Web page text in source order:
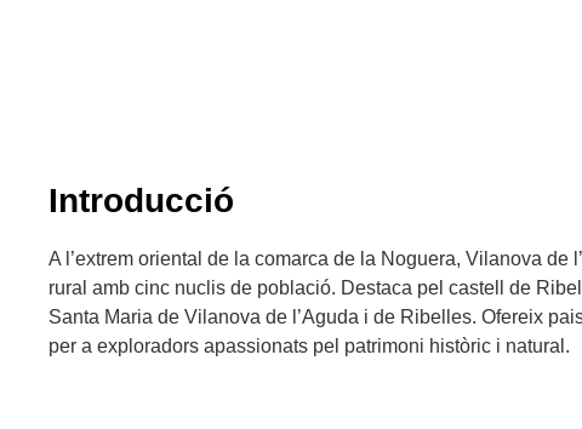
Introducció
A l’extrem oriental de la comarca de la Noguera, Vilanova de
rural amb cinc nuclis de població. Destaca pel castell de
Santa Maria de Vilanova de l’Aguda i de Ribelles. Ofereix
per a exploradors apassionats pel patrimoni històric i natural.